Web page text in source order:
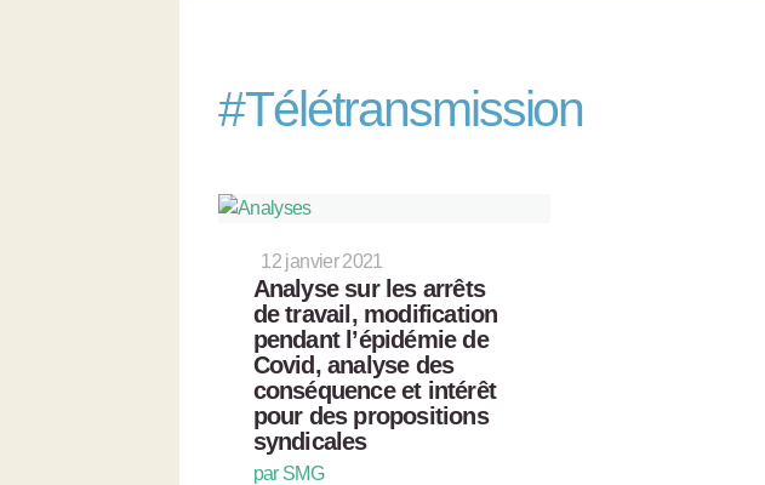
#Télétransmission
12 janvier 2021
Analyse sur les arrêts
de travail, modification
pendant l’épidémie de
Covid, analyse des
conséquence et intérêt
pour des propositions
syndicales
par SMG